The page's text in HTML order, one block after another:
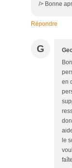
/> Bonne
Répondre
G
en
le